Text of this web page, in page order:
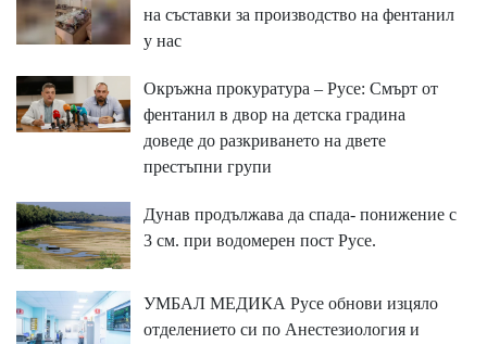
на съставки за производство на фентанил
у нас
Окръжна прокуратура – Русе: Смърт от
фентанил в двор на детска градина
доведе до разкриването на двете
престъпни групи
Дунав продължава да спада- понижение с
3 см. при водомерен пост Русе.
УМБАЛ МЕДИКА Русе обнови изцяло
отделението си по Анестезиология и